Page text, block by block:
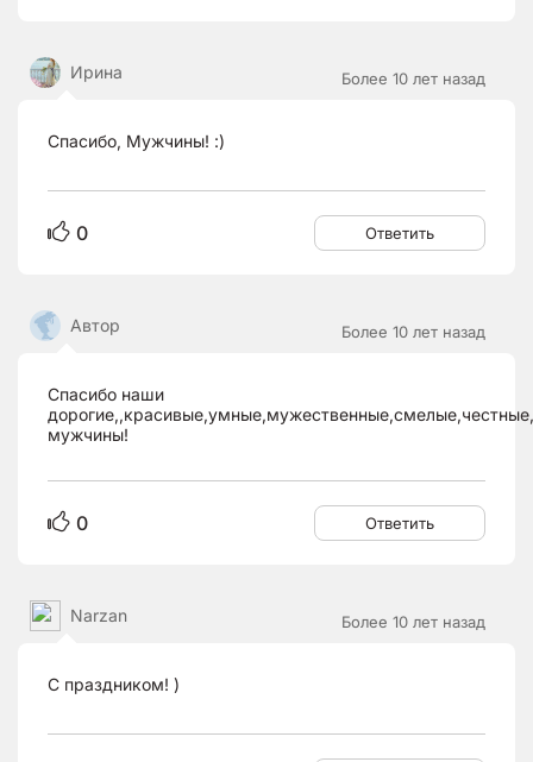
Более 10 лет назад
Ирина
Спасибо, Мужчины! :)
0 Ответить
Более 10 лет назад
Автор
Спасибо наши
мужчины!
0 Ответить
Более 10 лет назад
Narzan
С праздником! )